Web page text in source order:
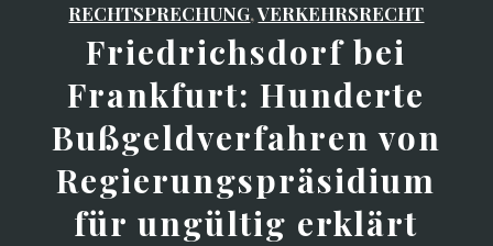
RECHTSPRECHUNG,VERKEHRSRECHT
Friedrichsdorf bei
Frankfurt: Hunderte
Bußgeldverfahren von
Regierungspräsidium
für ungültig erklärt